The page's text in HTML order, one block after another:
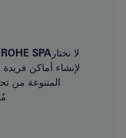
لا نختار SPA
لإنشاء أماكن
المتنوعة من